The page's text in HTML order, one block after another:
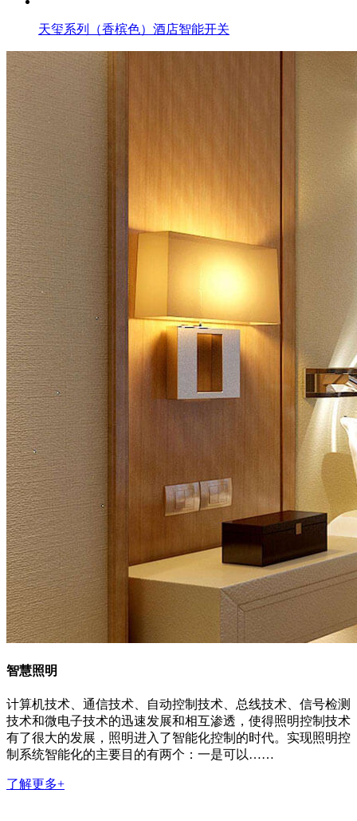
天玺系列（香槟色）酒店智能开关
智慧照明
计算机技术、通信技术、自动控制技术、总线技术、信号检测
技术和微电子技术的迅速发展和相互渗透，使得照明控制技术
有了很大的发展，照明进入了智能化控制的时代。实现照明控
制系统智能化的主要目的有两个：一是可以……
了解更多+